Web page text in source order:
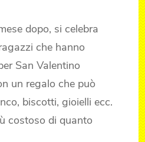
dopo, si celebra
che hanno
San Valentino
un regalo che può
biscotti, gioielli ecc.
costoso di quanto